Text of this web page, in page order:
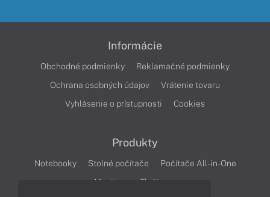
Informácie
Obchodné podmienky
Reklamačné podmienky
Ochrana osobných údajov
Vrátenie tovaru
Vyhlásenie o prístupnosti
Cookies
Produkty
Notebooky Stolné počítače
Počítače All-in-One
Monitory
Tlačiarne